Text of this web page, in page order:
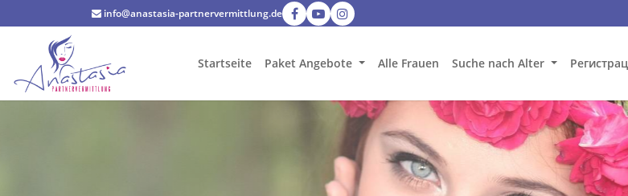
info@anastasia-partnervermittlung.de
Startseite Paket Angebote Alle Frauen Suche nach Alter